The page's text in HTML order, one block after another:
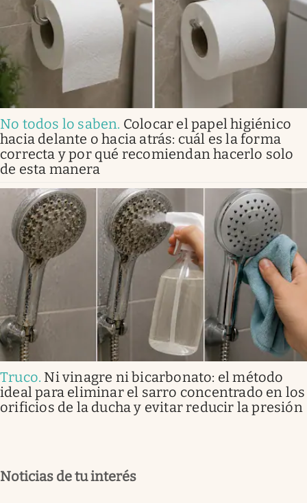
No todos lo saben. Colocar el papel higiénico
hacia delante o hacia atrás: cuál es la forma
correcta y por qué recomiendan hacerlo solo
de esta manera
Truco. Ni vinagre ni bicarbonato: el método
ideal para eliminar el sarro concentrado en los
orificios de la ducha y evitar reducir la presión
Noticias de tu interés